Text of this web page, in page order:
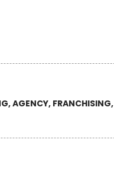
AGENCY, FRANCHISING,